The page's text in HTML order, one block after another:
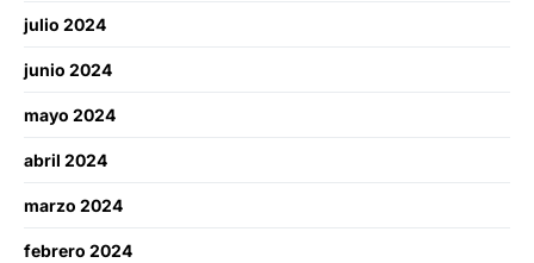
julio 2024
junio 2024
mayo 2024
abril 2024
marzo 2024
febrero 2024